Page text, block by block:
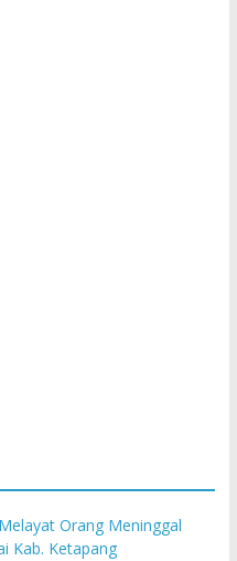
Orang Meninggal
Kab. Ketapang